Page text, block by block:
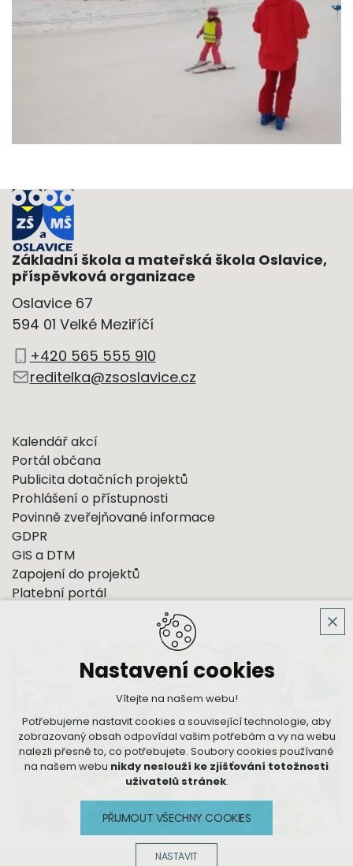
Základní škola a mateřská škola Oslavice,
příspěvková organizace
Oslavice 67
594 01 Velké Meziříčí
+420 565 555 910
reditelka@zsoslavice.cz
Kalendář akcí
Portál občana
Publicita dotačních projektů
Prohlášení o přístupnosti
Povinně zveřejňované informace
GDPR
GIS a DTM
Zapojení do projektů
Platební portál
Nastavení cookies
Vítejte na našem webu!
Potřebujeme nastavit cookies a související technologie, aby
zobrazovaný obsah odpovídal vašim potřebám a vy na webu
nalezli přesně to, co potřebujete. Soubory cookies používané
na našem webu nikdy neslouží ke zjišťování totožnosti
uživatelů stránek.
PŘIJMOUT VŠECHNY COOKIES
NASTAVIT